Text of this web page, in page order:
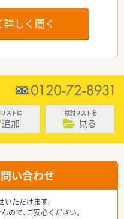
しく聞く
ストに
追加
検討リストを
見る
い合わせ
ただけます。
ので、ご安心ください。